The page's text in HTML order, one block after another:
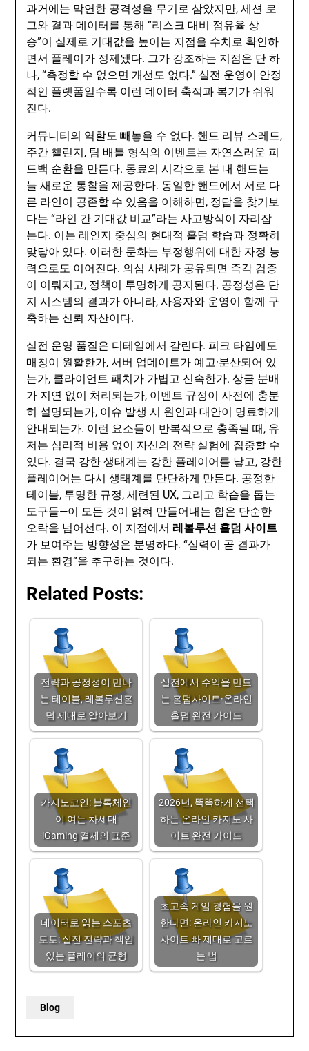
과거에는 막연한 공격성을 무기로 삼았지만, 세션 로
그와 결과 데이터를 통해 “리스크 대비 점유율 상
승”이 실제로 기대값을 높이는 지점을 수치로 확인하
면서 플레이가 정제됐다. 그가 강조하는 지점은 단 하
나, “측정할 수 없으면 개선도 없다.” 실전 운영이 안정
적인 플랫폼일수록 이런 데이터 축적과 복기가 쉬워
진다.
커뮤니티의 역할도 빼놓을 수 없다. 핸드 리뷰 스레드,
주간 챌린지, 팀 배틀 형식의 이벤트는 자연스러운 피
드백 순환을 만든다. 동료의 시각으로 본 내 핸드는
늘 새로운 통찰을 제공한다. 동일한 핸드에서 서로 다
른 라인이 공존할 수 있음을 이해하면, 정답을 찾기보
다는 “라인 간 기대값 비교”라는 사고방식이 자리잡
는다. 이는 레인지 중심의 현대적 홀덤 학습과 정확히
맞닿아 있다. 이러한 문화는 부정행위에 대한 자정 능
력으로도 이어진다. 의심 사례가 공유되면 즉각 검증
이 이뤄지고, 정책이 투명하게 공지된다. 공정성은 단
지 시스템의 결과가 아니라, 사용자와 운영이 함께 구
축하는 신뢰 자산이다.
실전 운영 품질은 디테일에서 갈린다. 피크 타임에도
매칭이 원활한가, 서버 업데이트가 예고·분산되어 있
는가, 클라이언트 패치가 가볍고 신속한가. 상금 분배
가 지연 없이 처리되는가, 이벤트 규정이 사전에 충분
히 설명되는가, 이슈 발생 시 원인과 대안이 명료하게
안내되는가. 이런 요소들이 반복적으로 충족될 때, 유
저는 심리적 비용 없이 자신의 전략 실험에 집중할 수
있다. 결국 강한 생태계는 강한 플레이어를 낳고, 강한
플레이어는 다시 생태계를 단단하게 만든다. 공정한
테이블, 투명한 규정, 세련된 UX, 그리고 학습을 돕는
도구들—이 모든 것이 얽혀 만들어내는 합은 단순한
오락을 넘어선다. 이 지점에서 레볼루션 홀덤 사이트
가 보여주는 방향성은 분명하다. “실력이 곧 결과가
되는 환경”을 추구하는 것이다.
Related Posts:
전략과 공정성이 만나
는 테이블, 레볼루션홀
덤 제대로 알아보기
실전에서 수익을 만드
는 홀덤사이트·온라인
홀덤 완전 가이드
카지노코인: 블록체인
이 여는 차세대
iGaming 결제의 표준
2026년, 똑똑하게 선택
하는 온라인 카지노 사
이트 완전 가이드
데이터로 읽는 스포츠
토토: 실전 전략과 책임
있는 플레이의 균형
초고속 게임 경험을 원
한다면: 온라인 카지노
사이트 빠 제대로 고르
는 법
Blog